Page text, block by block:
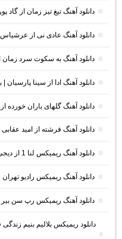
دانلود آهنگ تیغ تیز زمان از
دانلود آهنگ عادی نی از
دانلود آهنگ به سکوت سرد
دانلود آهنگ ادا از سینا پارسیان |
دانلود آهنگ گلهای باران خورده
دانلود آهنگ فرشته از امید عقابی
دانلود آهنگ ریمیکس لنا 1 از دیجی سوشی
دانلود آهنگ ریمیکس رادیو تهران 18 از دیجی ای فر (ریمیکس طولانی خفن)
دانلود آهنگ ریمیکس رپ سن
دانلود ریمیکس بلالیم بنیم